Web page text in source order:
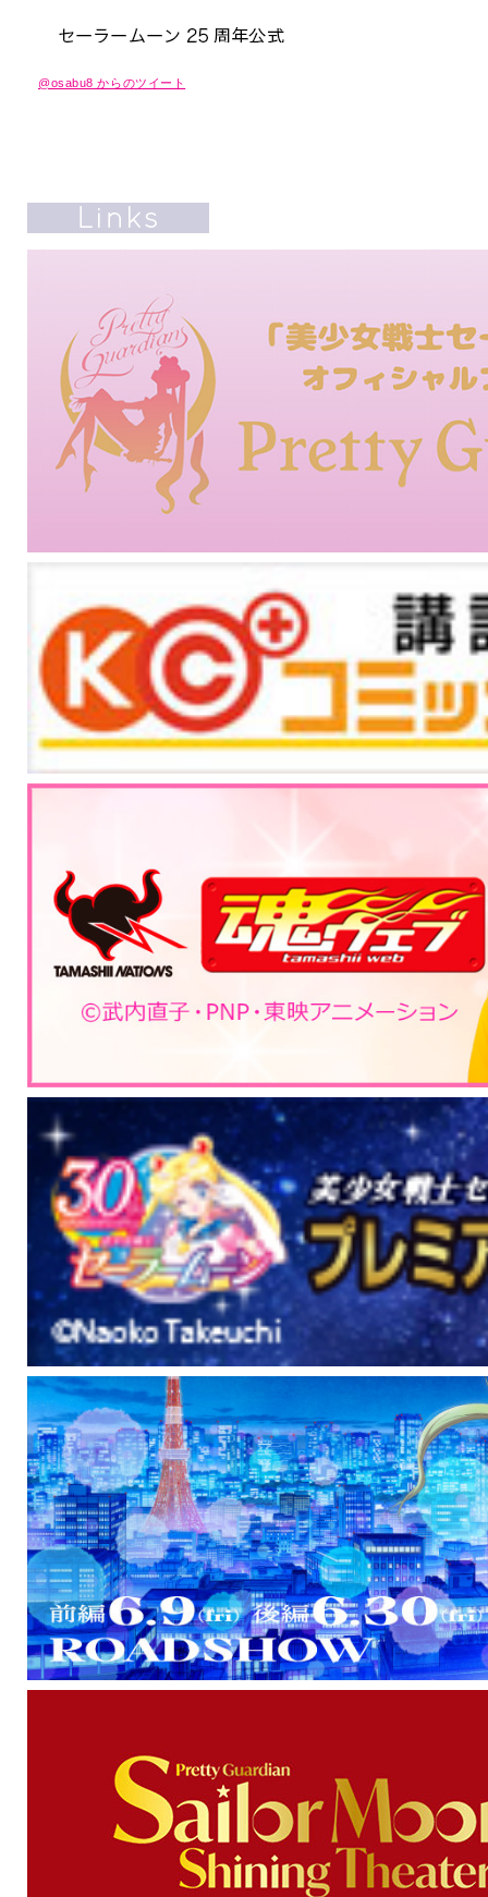
@osabu8 からのツイート